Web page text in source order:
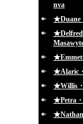
nva
★Duane
★Delfred
★Alaric
★Willis
★Petra